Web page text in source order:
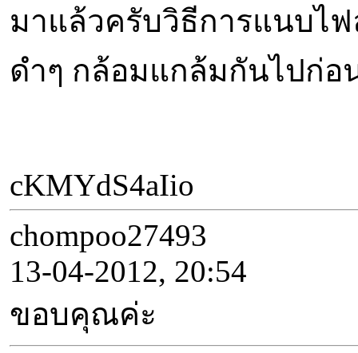
มาแล้วครับวิธีการแนบไฟ
ดำๆ กล้อมแกล้มกันไปก่อ
cKMYdS4aIio
chompoo27493
13-04-2012, 20:54
ขอบคุณค่ะ